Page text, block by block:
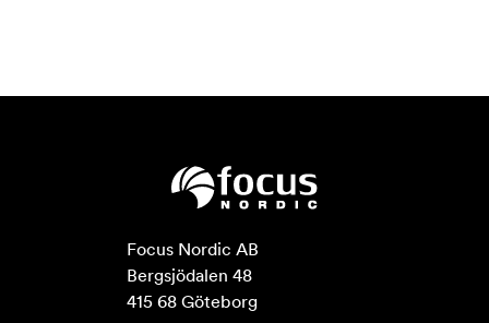
Focus Nordic AB
Bergsjödalen 48
415 68 Göteborg